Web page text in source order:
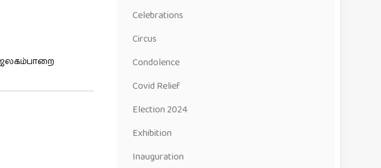
Celebrations
Circus
Condolence
Covid Relief
Election 2024
Exhibition
Inauguration